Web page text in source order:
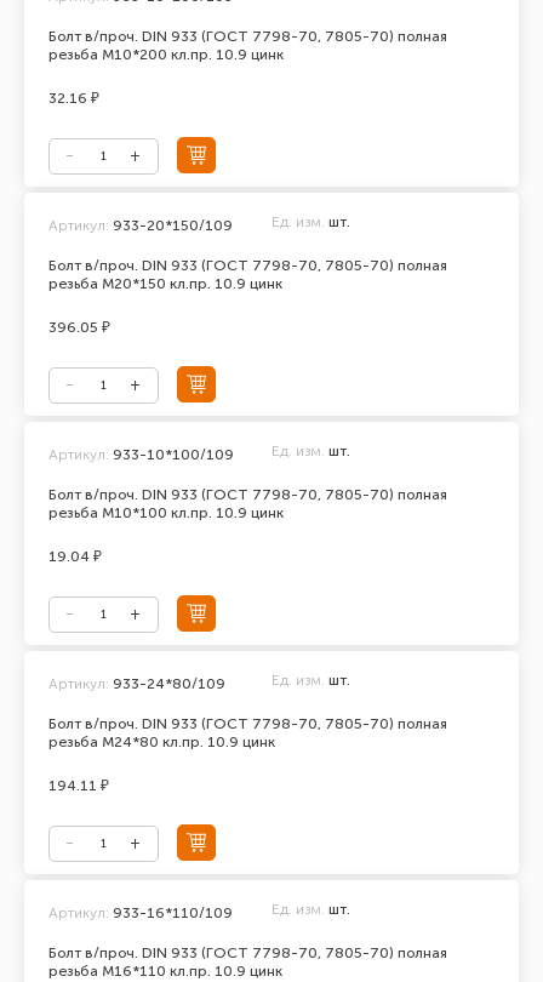
Болт в/проч. DIN 933 (ГОСТ 7798-70, 7805-70) полная
резьба М10*200 кл.пр. 10.9 цинк
32.16 ₽
Болт в/проч. DIN 933 (ГОСТ 7798-70, 7805-70) полная
резьба М20*150 кл.пр. 10.9 цинк
Артикул: 933-20*150/109 Ед. изм. шт.
396.05 ₽
Болт в/проч. DIN 933 (ГОСТ 7798-70, 7805-70) полная
резьба М10*100 кл.пр. 10.9 цинк
Артикул: 933-10*100/109 Ед. изм. шт.
19.04 ₽
Болт в/проч. DIN 933 (ГОСТ 7798-70, 7805-70) полная
резьба М24*80 кл.пр. 10.9 цинк
Артикул: 933-24*80/109 Ед. изм. шт.
194.11 ₽
Болт в/проч. DIN 933 (ГОСТ 7798-70, 7805-70) полная
резьба М16*110 кл.пр. 10.9 цинк
Артикул: 933-16*110/109 Ед. изм. шт.